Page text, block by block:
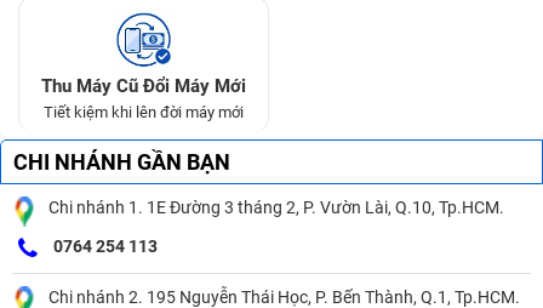
Thu Máy Cũ Đổi Máy Mới
Tiết kiệm khi lên đời máy mới
CHI NHÁNH GẦN BẠN
Chi nhánh 1. 1E Đường 3 tháng 2, P. Vườn Lài, Q.10, Tp.HCM.
0764 254 113
Chi nhánh 2. 195 Nguyễn Thái Học, P. Bến Thành, Q.1, Tp.HCM.